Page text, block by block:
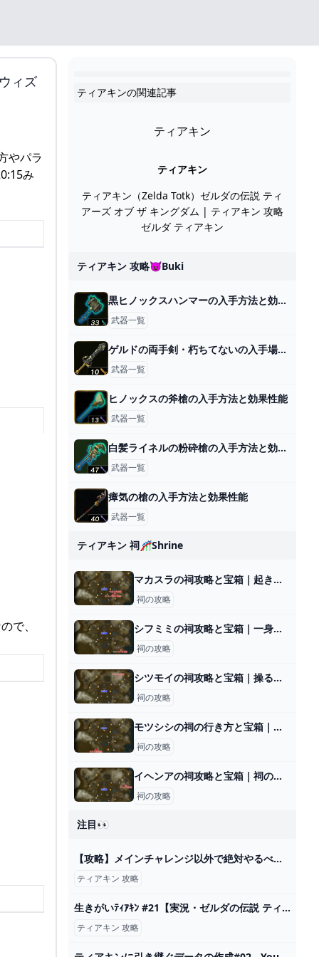
ィズ
やパラ
み
で、
ティアキンの関連記事
ティアキン
ティアキン
ティアキン（Zelda Totk）ゼルダの伝説 ティ
アーズ オブ ザ キングダム | ティアキン 攻略
ゼルダ ティアキン
ティアキン 攻略😈buki
黒ヒノックスハンマーの入手方法と効果性能
武器一覧
ゲルドの両手剣・朽ちてないの入手場所と効果
武器一覧
ヒノックスの斧槍の入手方法と効果性能
武器一覧
白髪ライネルの粉砕槍の入手方法と効果性能
武器一覧
瘴気の槍の入手方法と効果性能
武器一覧
ティアキン 祠🎢shrine
マカスラの祠攻略と宝箱｜起き上がるもの
祠の攻略
シフミミの祠攻略と宝箱｜一身の戦い 水流
祠の攻略
シツモイの祠攻略と宝箱｜操るもの
祠の攻略
モツシシの祠の行き方と宝箱｜ラウルの祝福
祠の攻略
イヘンアの祠攻略と宝箱｜祠の入り方
祠の攻略
注目👀
【攻略】メインチャレンジ以外で絶対やるべきイベント9選【ゼルダの伝説ティアーズオブザキングダム/ティアキン】【ゆっくり解説】 - YouTube
ティアキン 攻略
生きがいﾃｨｱｷﾝ #21【実況・ゼルダの伝説 ティアーズオブザキングダム】 - YouTube
ティアキン 攻略